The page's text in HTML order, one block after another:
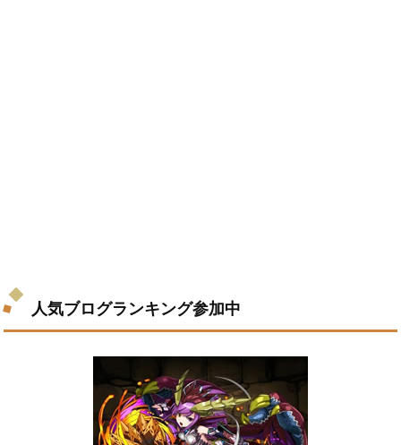
人気ブログランキング参加中